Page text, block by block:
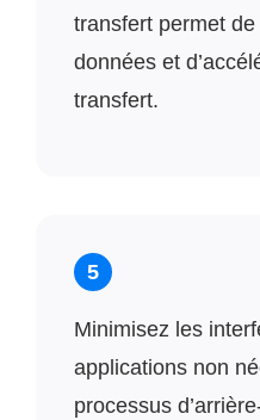
transfert permet
données et
transfert.
5
Minimisez les
applications non
processus